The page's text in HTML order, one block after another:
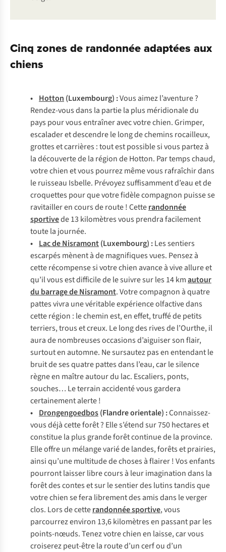
Cinq zones de randonnée adaptées aux
chiens
• Hotton (Luxembourg) :Vous aimez l’aventure ?
Rendez-vous dans la partie la plus méridionale du
pays pour vous entraîner avec votre chien. Grimper,
escalader et descendre le long de chemins rocailleux,
grottes et carrières : tout est possible si vous partez à
la découverte de la région de Hotton. Par temps chaud,
votre chien et vous pourrez même vous rafraîchir dans
le ruisseau Isbelle. Prévoyez suffisamment d’eau et de
croquettes pour que votre fidèle compagnon puisse se
ravitailler en cours de route ! Cetterandonnée
sportivede 13 kilomètres vous prendra facilement
toute la journée.
• Lac de Nisramont(Luxembourg) :Les sentiers
escarpés mènent à de magnifiques vues. Pensez à
cette récompense si votre chien avance à vive allure et
qu’il vous est difficile de le suivre sur les 14 kmautour
du barrage de Nisramont. Votre compagnon à quatre
pattes vivra une véritable expérience olfactive dans
cette région : le chemin est, en effet, truffé de petits
terriers, trous et creux. Le long des rives de l’Ourthe, il
aura de nombreuses occasions d’aiguiser son flair,
surtout en automne. Ne sursautez pas en entendant le
bruit de ses quatre pattes dans l’eau, car le silence
règne en maître autour du lac. Escaliers, ponts,
souches… Le terrain accidenté vous gardera
certainement alerte !
• Drongengoedbos(Flandre orientale) :Connaissez-
vous déjà cette forêt ? Elle s’étend sur 750 hectares et
constitue la plus grande forêt continue de la province.
Elle offre un mélange varié de landes, forêts et prairies,
ainsi qu’une multitude de choses à flairer ! Vos enfants
pourront laisser libre cours à leur imagination dans la
forêt des contes et sur le sentier des lutins tandis que
votre chien se fera librement des amis dans le verger
clos. Lors de cetterandonnée sportive, vous
parcourrez environ 13,6 kilomètres en passant par les
points-nœuds. Tenez votre chien en laisse, car vous
croiserez peut-être la route d’un cerf ou d’un